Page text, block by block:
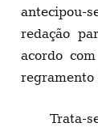
antecipou-
redação
acordo
regramento
Trata-